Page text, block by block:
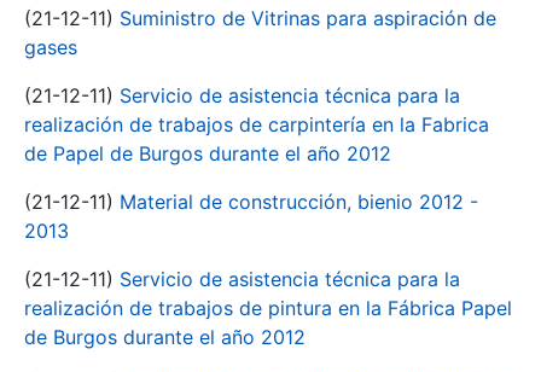
(21-12-11) Suministro de Vitrinas para aspiración de
gases
(21-12-11) Servicio de asistencia técnica para la
realización de trabajos de carpintería en la Fabrica
de Papel de Burgos durante el año 2012
(21-12-11) Material de construcción, bienio 2012 -
2013
(21-12-11) Servicio de asistencia técnica para la
realización de trabajos de pintura en la Fábrica Papel
de Burgos durante el año 2012